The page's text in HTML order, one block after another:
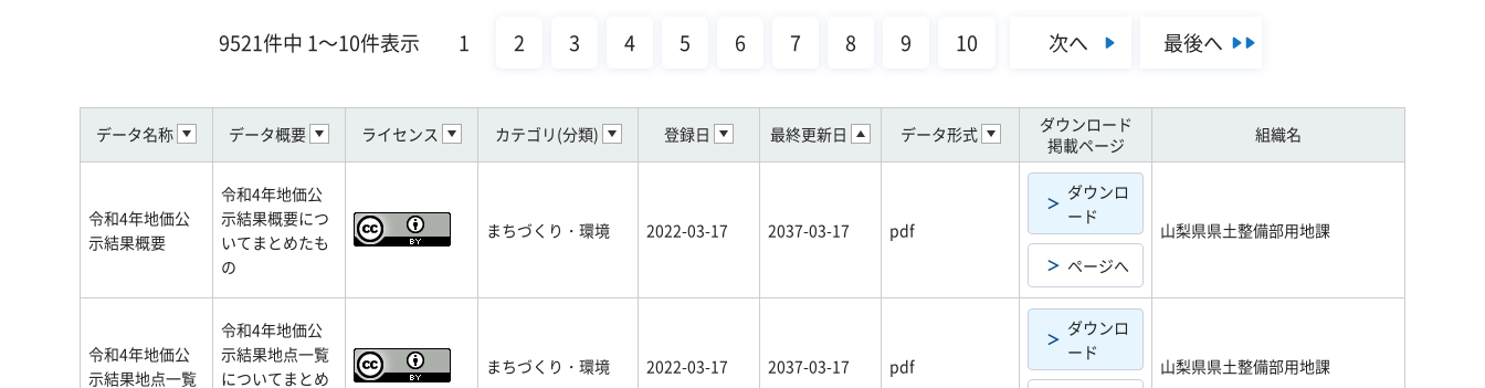
9521件中 1～10件表示 1 2 3 4 5 6 7 8 9 10 次へ 最後へ
データ名称 データ概要 ライセンス カテゴリ(分類) 登録日 最終更新日 データ形式
ダウンロード
掲載ページ
組織名
令和4年地価公
示結果概要
令和4年地価公
示結果概要につ
いてまとめたも
の
まちづくり・環境 2022-03-17 2037-03-17 pdf
ダウンロ
ード
ページへ
山梨県県土整備部用地課
令和4年地価公
示結果地点一覧
令和4年地価公
示結果地点一覧
についてまとめ
まちづくり・環境 2022-03-17 2037-03-17 pdf
ダウンロ
ード
山梨県県土整備部用地課